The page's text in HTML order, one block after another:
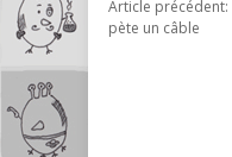
Article précédent:
pète un câble